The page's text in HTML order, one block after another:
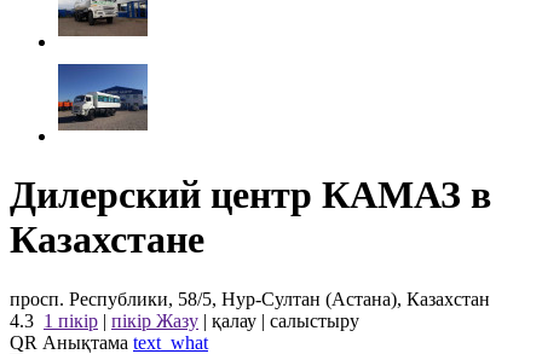
Дилерский центр КАМАЗ в
Казахстане
просп. Республики, 58/5, Нур-Султан (Астана), Казахстан
4.3 1 пікір | пікір Жазу | қалау | салыстыру
QR Анықтама text_what